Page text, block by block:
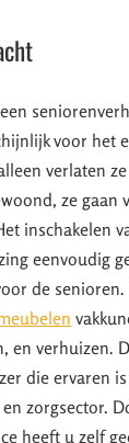
voor het
verlaten
ze gaan
inschakelen
eenvoudig
de
en verhuizen.
die ervaren
zorgsector.
heeft u zelf